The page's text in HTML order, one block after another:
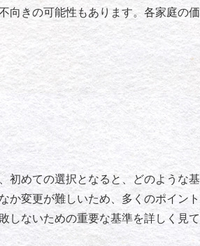
向きの可能性もあります。各家庭の価
初めての選択となると、どのような基
か変更が難しいため、多くのポイント
しないための重要な基準を詳しく見て